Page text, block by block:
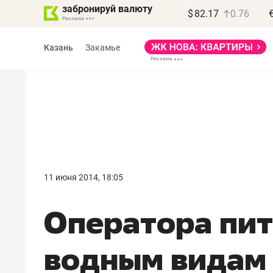
забронируй валюту $ 82.17 0.76
Казань Закамье
11 июня 2014, 18:05
Оператора
водным видам
правил, бизнес может
потерять минимум